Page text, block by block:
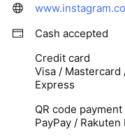
Cash accepted
Credit card
Visa / Mastercard
Express
QR code payment
PayPay / Rakuten